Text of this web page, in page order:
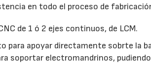
en todo el proceso de
de 1 ó 2 ejes continuos, de LCM.
apoyar directamente sobrte la
soportar electromandrinos,